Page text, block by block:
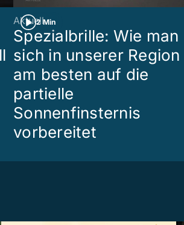
2 Min
Aktuell
Spezialbrille: Wie man
sich in unserer Region
am besten auf die
partielle
Sonnenfinsternis
vorbereitet